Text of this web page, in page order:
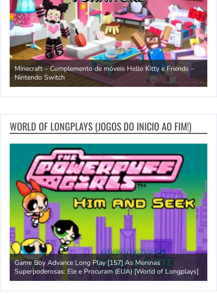
Minecraft – Complemento de móveis Hello Kitty e Friends –
Nintendo Switch
WORLD OF LONGPLAYS (JOGOS DO INICIO AO FIM!)
Game Boy Advance Long Play [157] As Meninas
Superpoderosas: Ele e Procuram (EUA) [World of Longplays]